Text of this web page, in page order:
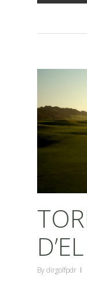
Bydirgolfpdr